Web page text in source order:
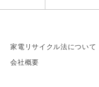
家電リサイクル法について
会社概要